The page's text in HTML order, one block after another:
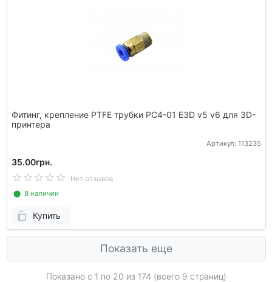
Фитинг, крепление PTFE трубки PC4-01 E3D v5 v6 для 3D-
принтера
Артикул: 113235
35.00грн.
Нет отзывов
⬤ В наличии
Купить
Показать еще
Показано с 1 по 20 из 174 (всего 9 страниц)